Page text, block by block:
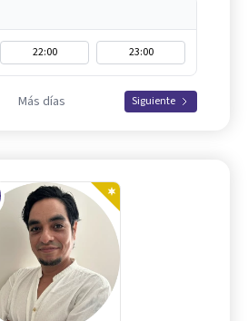
22:00 23:00
Más días Siguiente